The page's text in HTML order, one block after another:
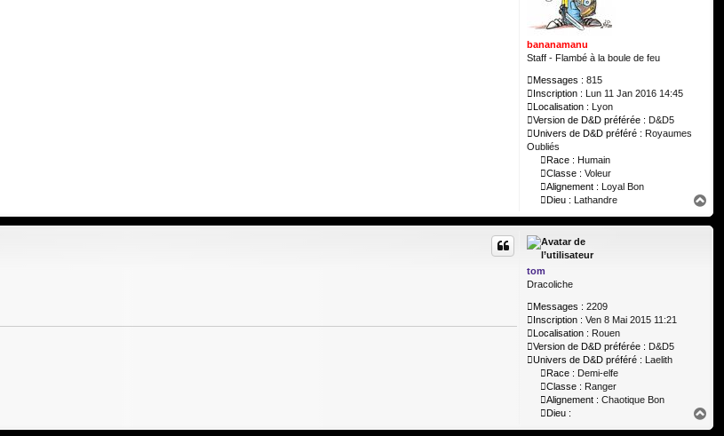
bananamanu
Staff - Flambé à la boule de feu
Messages : 815
Inscription : Lun 11 Jan 2016 14:45
Localisation : Lyon
Version de D&D préférée : D&D5
Univers de D&D préféré : Royaumes
Oubliés
Race : Humain
Classe : Voleur
Alignement : Loyal Bon
Dieu : Lathandre
a
u
tom
Dracoliche
Messages : 2209
Inscription : Ven 8 Mai 2015 11:21
Localisation : Rouen
Version de D&D préférée : D&D5
Univers de D&D préféré : Laelith
Race : Demi-elfe
Classe : Ranger
Alignement : Chaotique Bon
Dieu :
a